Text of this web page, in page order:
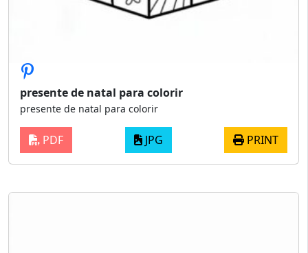
presente de natal para colorir
presente de natal para colorir
PDF JPG PRINT